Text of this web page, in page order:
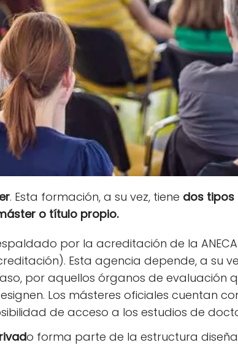
. Esta formación, a su vez, tiene dos tipos
o título propio.
por la acreditación de la
Esta agencia depende, a su
por aquellos órganos de evaluación
Los másteres oficiales cuentan
de acceso a los estudios de
o forma parte de la estructura